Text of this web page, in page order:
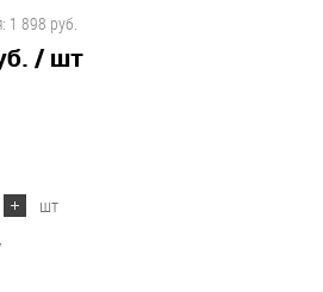
1 898 руб.
/ шт
шт